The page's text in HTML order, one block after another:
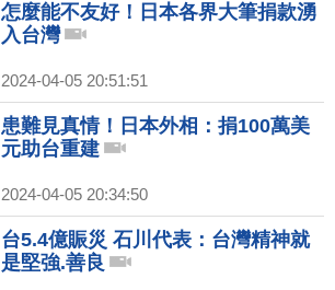
怎麼能不友好！日本各界大筆捐款湧
入台灣
2024-04-05 20:51:51
患難見真情！日本外相：捐100萬美
元助台重建
2024-04-05 20:34:50
台5.4億賑災 石川代表：台灣精神就
是堅強.善良